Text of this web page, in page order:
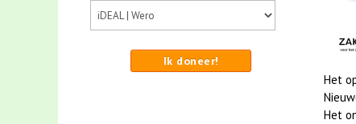
Het
Het
Ik doneer!